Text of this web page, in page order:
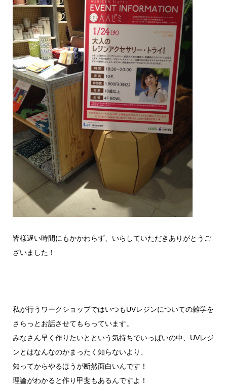
皆様遅い時間にもかかわらず、いらしていただきありがとうご
ざいました！
私が行うワークショップではいつもUVレジンについての雑学を
さらっとお話させてもらっています。
みなさん早く作りたいとという気持ちでいっぱいの中、UVレジ
ンとはなんなのかまったく知らないより、
知ってからやるほうが断然面白いんです！
理論がわかると作り甲斐もあるんですよ！